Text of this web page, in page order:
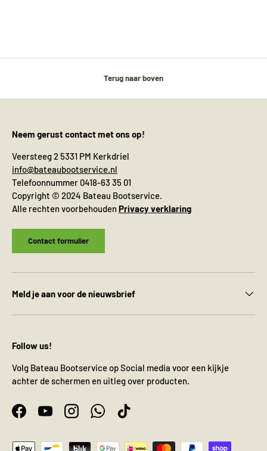
Terug naar boven
Neem gerust contact met ons op!
Veersteeg 2 5331 PM Kerkdriel
info@bateaubootservice.nl
Telefoonnummer 0418-63 35 01
Copyright © 2024 Bateau Bootservice.
Alle rechten voorbehoudenPrivacy verklaring
Contact formulier
Meld je aan voor de nieuwsbrief
Follow us!
Volg Bateau Bootservice op Social media voor een kijkje
achter de schermen en uitleg over producten.
FacebookYouTubeInstagramWhatsAppTikTok
Geaccepteerde betaalmethoden